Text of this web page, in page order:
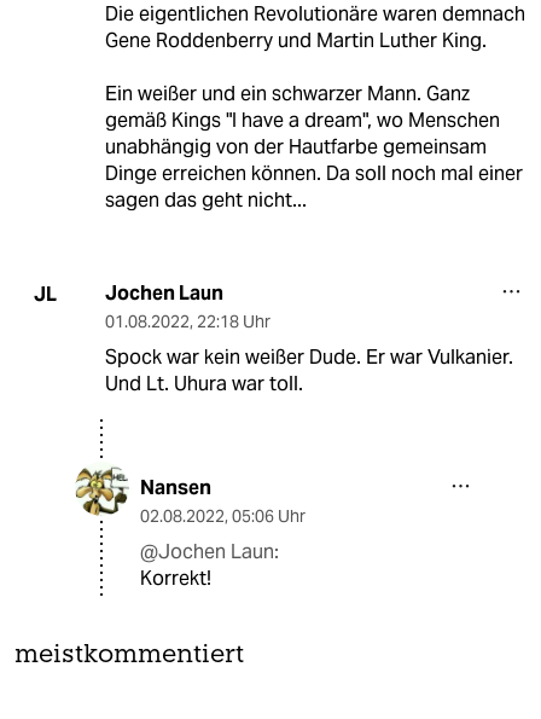
Die eigentlichen Revolutionäre waren demnach
Gene Roddenberry und Martin Luther King.
Ein weißer und ein schwarzer Mann. Ganz
gemäß Kings "I have a dream", wo Menschen
unabhängig von der Hautfarbe gemeinsam
Dinge erreichen können. Da soll noch mal einer
sagen das geht nicht...
JL Jochen Laun
01.08.2022, 22:18 Uhr
Spock war kein weißer Dude. Er war Vulkanier.
Und Lt. Uhura war toll.
Nansen
02.08.2022, 05:06 Uhr
@Jochen Laun:
Korrekt!
meistkommentiert